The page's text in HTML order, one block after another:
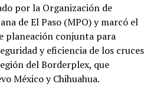
por la Organización de
de El Paso (MPO) y marcó el
planeación conjunta para
y eficiencia de los cruces
del Borderplex, que
México y Chihuahua.